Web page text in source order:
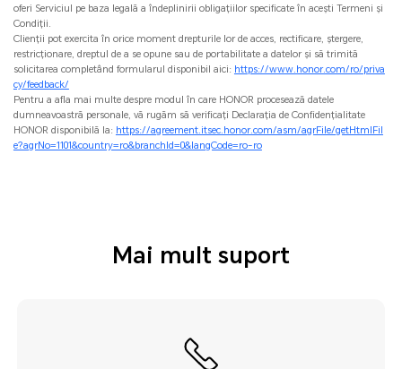
oferi Serviciul pe baza legală a îndeplinirii obligațiilor specificate în acești Termeni și
Condiții.
Clienții pot exercita în orice moment drepturile lor de acces, rectificare, ștergere,
restricționare, dreptul de a se opune sau de portabilitate a datelor și să trimită
solicitarea completând formularul disponibil aici: https://www.honor.com/ro/priva
cy/feedback/
Pentru a afla mai multe despre modul în care HONOR procesează datele
dumneavoastră personale, vă rugăm să verificați Declarația de Confidențialitate
HONOR disponibilă la: https://agreement.itsec.honor.com/asm/agrFile/getHtmlFil
e?agrNo=1101&country=ro&branchId=0&langCode=ro-ro
Mai mult suport